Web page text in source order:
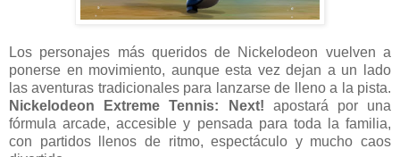
Los personajes más queridos de Nickelodeon vuelven a
ponerse en movimiento, aunque esta vez dejan a un lado
las aventuras tradicionales para lanzarse de lleno a la pista.
Nickelodeon Extreme Tennis: Next! apostará por una
fórmula arcade, accesible y pensada para toda la familia,
con partidos llenos de ritmo, espectáculo y mucho caos